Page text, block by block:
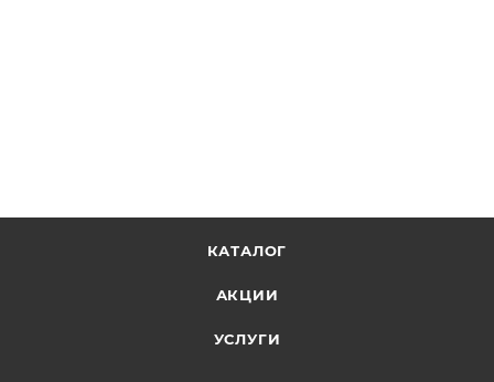
КАТАЛОГ
АКЦИИ
УСЛУГИ